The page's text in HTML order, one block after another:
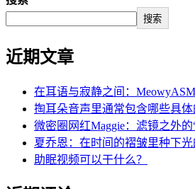
搜索
近期文章
在耳语与寂静之间：
掏耳朵音声里通常包含哪些具体
微密圈网红Maggie：滤镜之外
夏乔恩：在时间的褶皱里种下光
助眠视频可以干什么？